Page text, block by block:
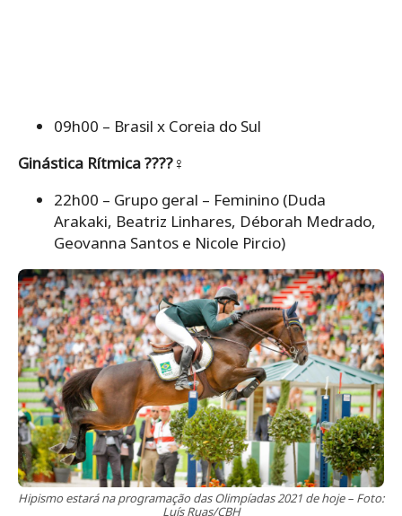
09h00 – Brasil x Coreia do Sul
Ginástica Rítmica ????‍♀️
22h00 – Grupo geral – Feminino (Duda
Arakaki, Beatriz Linhares, Déborah Medrado,
Geovanna Santos e Nicole Pircio)
Hipismo estará na programação das Olimpíadas 2021 de hoje – Foto:
Luís Ruas/CBH